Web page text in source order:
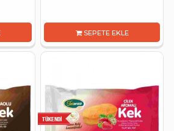
SEPETE EKLE